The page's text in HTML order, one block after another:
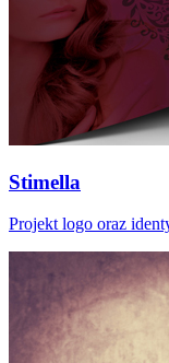
Stimella
Projekt logo oraz